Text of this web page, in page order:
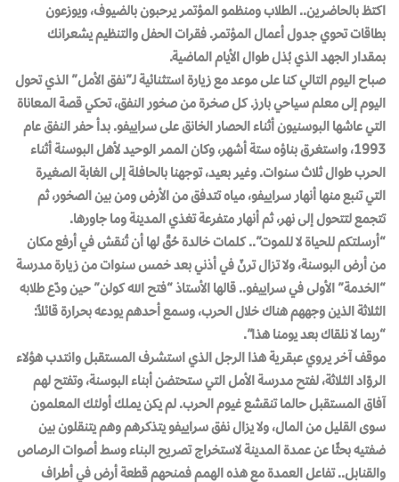
اكتظ بالحاضرين.. الطلاب ومنظمو المؤتمر يرحبون بالضيوف، ويوزعون
بطاقات تحوي جدول أعمال المؤتمر. فقرات الحفل والتنظيم يشعرانك
بمقدار الجهد الذي بُذل طوال الأيام الماضية.
صباح اليوم التالي كنا على موعد مع زيارة استثنائية لـ”نفق الأمل” الذي تحول
اليوم إلى معلم سياحي بارز. كل صخرة من صخور النفق، تحكي قصة المعاناة
التي عاشها البوسنيون أثناء الحصار الخانق على سراييفو. بدأ حفر النفق عام
1993، واستغرق بناؤه ستة أشهر، وكان الممر الوحيد لأهل البوسنة أثناء
الحرب طوال ثلاث سنوات. وغير بعيد، توجهنا بالحافلة إلى الغابة الصغيرة
التي تنبع منها أنهار سراييفو، مياه تتدفق من الأرض ومن بين الصخور، ثم
تتجمع لتتحول إلى نهر، ثم أنهار متفرعة تغذي المدينة وما جاورها.
“أرسلتكم للحياة لا للموت”.. كلمات خالدة حُقّ لها أن تُنقش في أرفع مكان
من أرض البوسنة، ولا تزال ترنّ في أذني بعد خمس سنوات من زيارة مدرسة
“الخدمة” الأولى في سراييفو.. قالها الأستاذ “فتح الله كولن” حين ودّع طلابه
الثلاثة الذين وجههم هناك خلال الحرب، وسمع أحدهم يودعه بحرارة قائلاً:
“ربما لا نلقاك بعد يومنا هذا”.
موقف آخر يروي عبقرية هذا الرجل الذي استشرف المستقبل وانتدب هؤلاء
الروّاد الثلاثة، لفتح مدرسة الأمل التي ستحتضن أبناء البوسنة، وتفتح لهم
آفاق المستقبل حالما تنقشع غيوم الحرب. لم يكن يملك أولئك المعلمون
سوى القليل من المال، ولا يزال نفق سراييفو يتذكرهم وهم يتنقلون بين
ضفتيه بحثًا عن عمدة المدينة لاستخراج تصريح البناء وسط أصوات الرصاص
والقنابل.. تفاعل العمدة مع هذه الهمم فمنحهم قطعة أرض في أطراف